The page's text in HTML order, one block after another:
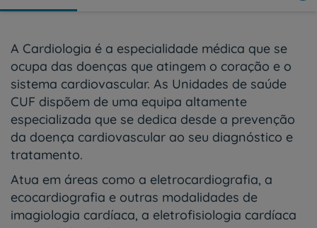
Contacte-nos
A Cardiologia é a especialidade médica que se
ocupa das doenças que atingem o coração e o
sistema cardiovascular. As Unidades de saúde
CUF dispõem de uma equipa altamente
especializada que se dedica desde a prevenção
da doença cardiovascular ao seu diagnóstico e
tratamento.
Atua em áreas como a eletrocardiografia, a
ecocardiografia e outras modalidades de
imagiologia cardíaca, a eletrofisiologia cardíaca